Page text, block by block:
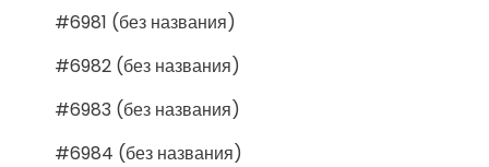
#6981 (без названия)
#6982 (без названия)
#6983 (без названия)
#6984 (без названия)